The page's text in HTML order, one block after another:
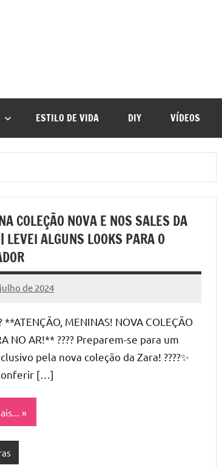
ESTILO DE VIDA DIY VÍDEOS
COLEÇÃO NOVA E NOS SALES DA
LEVEI ALGUNS LOOKS PARA O
de 2024
**ATENÇÃO, MENINAS! NOVA COLEÇÃO
NO AR!** ???? Preparem-se para um
pela nova coleção da Zara! ????✨
[…]